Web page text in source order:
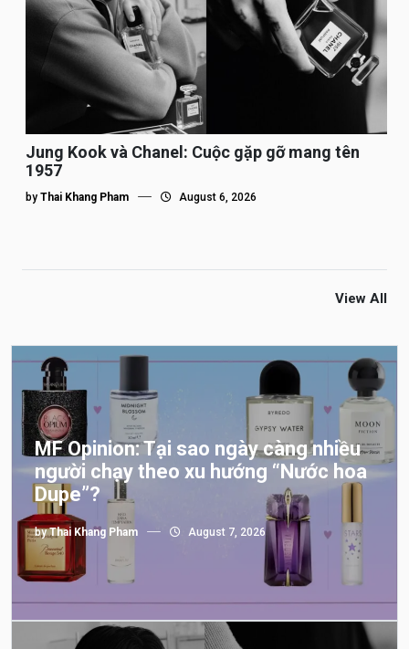
Jung Kook và Chanel: Cuộc gặp gỡ mang tên
1957
by Thai Khang Pham August 6, 2026
View All
MF Opinion: Tại sao ngày càng nhiều
người chạy theo xu hướng “Nước hoa
Dupe”?
byThai Khang Pham August 7, 2026